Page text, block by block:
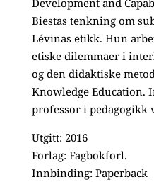
Biestas tenkning om
Lévinas etikk. Hun
etiske dilemmaer i
og den didaktiske
Knowledge Education.
professor i pedagogikk
Utgitt: 2016
Forlag: Fagbokforl.
Innbinding: Paperback